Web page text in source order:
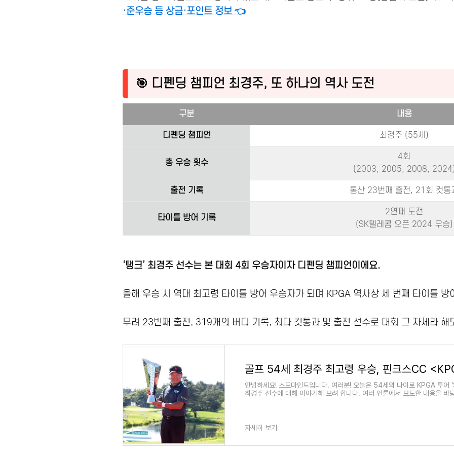
·준우승 등 상금·포인트 정보 👈
🎯 디펜딩 챔피언 최경주, 또 하나의 역사 도전
구분 내용
디펜딩 챔피언 최경주 (55세)
총 우승 횟수
4회
(2003, 2005, 2008,
출전 기록 통산 23번째 출전, 21회 컷통
타이틀 방어 기록
2연패 도전
(SK텔레콤 오픈 2024 우승)
‘탱크’ 최경주 선수는 본 대회 4회 우승자이자 디펜딩 챔피언이에요.
올해 우승 시 역대 최고령 타이틀 방어 우승자가 되며 KPGA 역사상 세 번째 타이틀 방
무려 23번째 출전, 319개의 버디 기록, 최다 컷통과 및 출전 선수로 대회 그 자체라 해
안녕하세요! 스포마인드입니다. 여러분! 오늘은 54세의 나이로 KPGA 투어
최경주 선수에 대해 이야기해 보려 합니다. 여러 언론에서 보도한 내용을 바
자세히 보기